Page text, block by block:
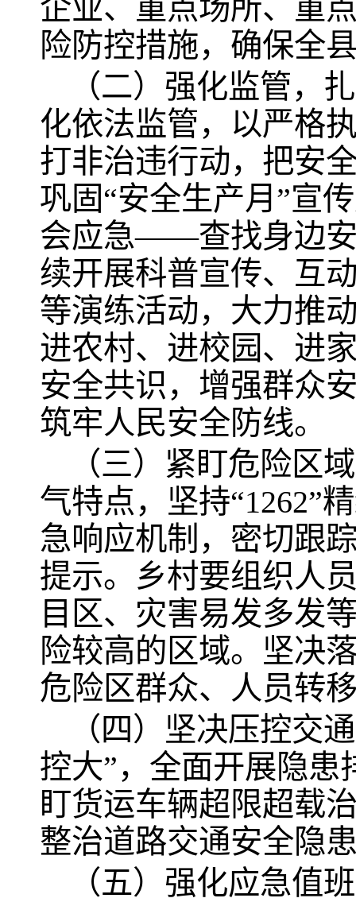
企业、重点场所、重
险防控措施，确保全
（二）强化监管，
化依法监管，以严格
打非治违行动，把安
巩固“安全生产月”宣
会应急——查找身边安
续开展科普宣传、互
等演练活动，大力推
进农村、进校园、进
安全共识，增强群众
筑牢人民安全防线。
（三）紧盯危险区
气特点，坚持“1262”
急响应机制，密切跟
提示。乡村要组织人
目区、灾害易发多发
险较高的区域。坚决
危险区群众、人员转
（四）坚决压控交
控大”，全面开展隐
盯货运车辆超限超载
整治道路交通安全隐
（五）强化应急值